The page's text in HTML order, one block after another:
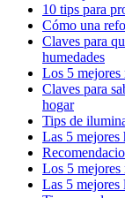
10 tips para
Cómo una
Claves para
humedades
Los 5 mejores
Claves para
hogar
Tips de
Las 5 mejores
Los 5 mejores
Las 5 mejores